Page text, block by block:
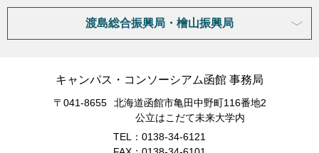
渡島総合振興局・檜山振興局
キャンパス・コンソーシアム函館 事務局
〒041-8655
北海道函館市亀田中野町116番地2
公立はこだて未来大学内
TEL：0138-34-6121